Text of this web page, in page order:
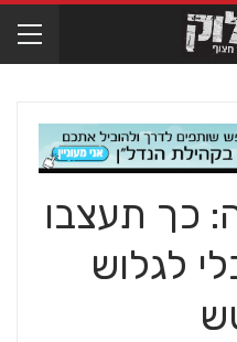
כך תעצבו
לגלוש